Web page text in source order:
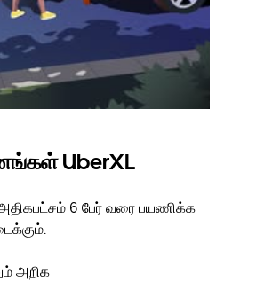
UberXL
அதிகபட்சம் 6 பேர் வரை பயணிக்க
அறிக